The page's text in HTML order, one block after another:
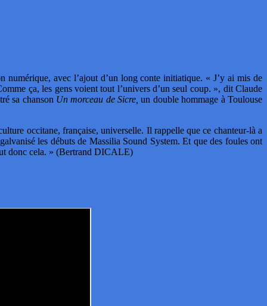
avec l’ajout d’un long conte initiatique. « J’y ai mis de
ça, les gens voient tout l’univers d’un seul coup. », dit Claude
sa chanson Un morceau de Sicre, un double hommage à Toulouse
occitane, française, universelle. Il rappelle que ce chanteur-là a
les débuts de Massilia Sound System. Et que des foules ont
donc cela. » (Bertrand DICALE)